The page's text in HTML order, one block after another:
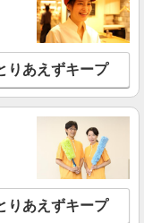
タッフ
円 試用期間なし ※
よる 【試用期間】時給 0 円 〜 0 円
員【座間市エリア】
詳細を見る
りあえずキープ
りあえずキープ